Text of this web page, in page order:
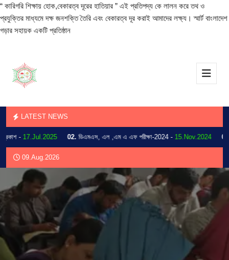
“ কারিগরি শিক্ষায় হোক,বেকারত্ব দূরের হাতিয়ার ” এই প্রতিপদ্য কে লালন করে তথ ও
প্রযুক্তির মাধ্যমে দক্ষ জনশক্তি তৈরি এবং বেকারত্ব দূর করাই আমাদের লক্ষ্য। স্মার্ট বাংলাদেশ
গড়ার সহায়ক একটি প্রতিষ্ঠান
LATEST NEWS
-17.Jul.2025 02. ডিএমএস, এল ,এম এ এফ পরীক্ষা-2024 -15.Nov.2024 03.
09.Aug.2026